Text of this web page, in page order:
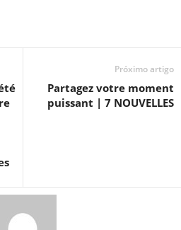
Próximo artigo
Partagez votre moment
puissant | 7 NOUVELLES